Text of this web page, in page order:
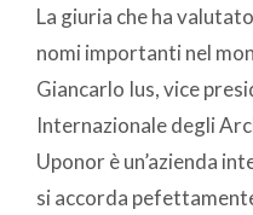
La giuria che ha
nomi importanti nel
Giancarlo Ius, vice
Internazionale degli
Uponor è un’azienda
si accorda